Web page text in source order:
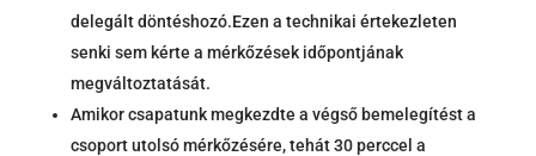
delegált döntéshozó.Ezen a technikai értekezleten
senki sem kérte a mérkőzések időpontjának
megváltoztatását.
Amikor csapatunk megkezdte a végső bemelegítést a
csoport utolsó mérkőzésére, tehát 30 perccel a